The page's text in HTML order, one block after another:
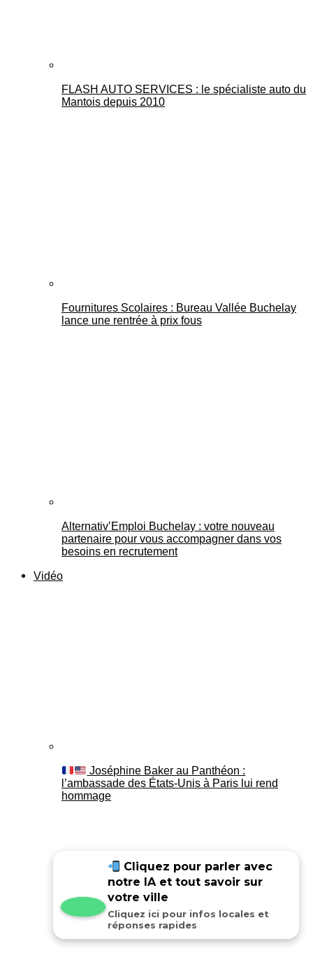
FLASH AUTO SERVICES : le spécialiste auto du
Mantois depuis 2010
Fournitures Scolaires : Bureau Vallée Buchelay
lance une rentrée à prix fous
Alternativ’Emploi Buchelay : votre nouveau
partenaire pour vous accompagner dans vos
besoins en recrutement
Vidéo
Joséphine Baker au Panthéon :
l’ambassade des États-Unis à Paris lui rend
hommage
Cliquez pour parler avec
notre IA et tout savoir sur
votre ville
Cliquez ici pour infos locales et
réponses rapides